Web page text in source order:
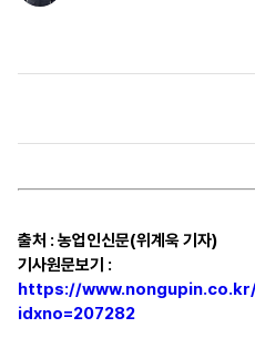
출처 : 농업인신문(위계욱 기자)
기사원문보기 :
https://
idxno=207282